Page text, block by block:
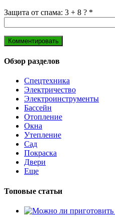
Защита от спама: 3 + 8 ? *
Обзор разделов
Спецтехника
Электричество
Электроинструменты
Бассейн
Отопление
Окна
Утепление
Сад
Покраска
Двери
Еще
Топовые статьи